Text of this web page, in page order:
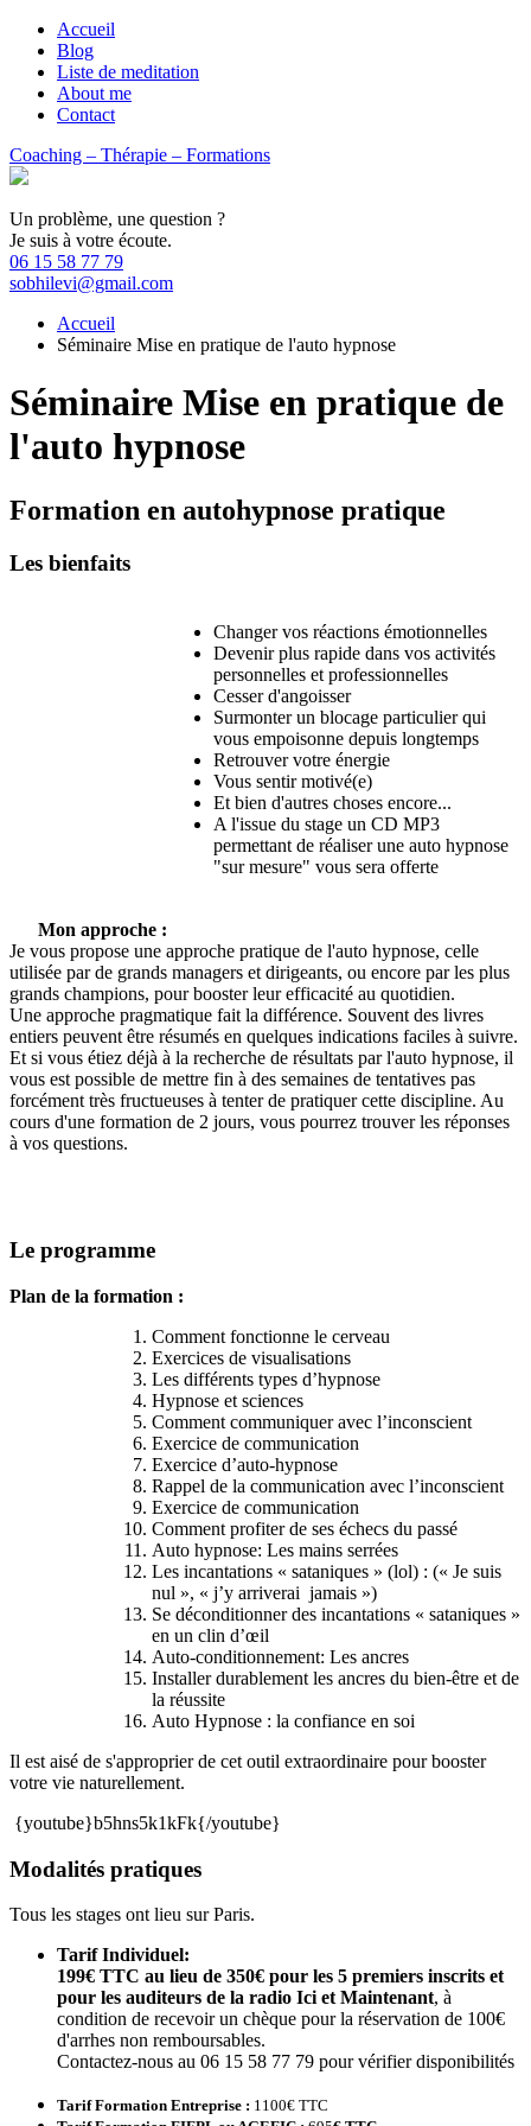
Accueil
Blog
Liste de meditation
About me
Contact
Coaching – Thérapie – Formations
Un problème, une question ?
Je suis à votre écoute.
06 15 58 77 79
sobhilevi@gmail.com
Accueil
Séminaire Mise en pratique de l'auto hypnose
Séminaire Mise en pratique de
l'auto hypnose
Formation en autohypnose pratique
Les bienfaits
Changer vos réactions émotionnelles
Devenir plus rapide dans vos activités
personnelles et professionnelles
Cesser d'angoisser
Surmonter un blocage particulier qui
vous empoisonne depuis longtemps
Retrouver votre énergie
Vous sentir motivé(e)
Et bien d'autres choses encore...
A l'issue du stage un CD MP3
permettant de réaliser une auto hypnose
"sur mesure" vous sera offerte
Mon approche :
Je vous propose une approche pratique de l'auto hypnose, celle
utilisée par de grands managers et dirigeants, ou encore par les plus
grands champions, pour booster leur efficacité au quotidien.
Une approche pragmatique fait la différence. Souvent des livres
entiers peuvent être résumés en quelques indications faciles à suivre.
Et si vous étiez déjà à la recherche de résultats par l'auto hypnose, il
vous est possible de mettre fin à des semaines de tentatives pas
forcément très fructueuses à tenter de pratiquer cette discipline. Au
cours d'une formation de 2 jours, vous pourrez trouver les réponses
à vos questions.
Le programme
Plan de la formation :
Comment fonctionne le cerveau
Exercices de visualisations
Les différents types d’hypnose
Hypnose et sciences
Comment communiquer avec l’inconscient
Exercice de communication
Exercice d’auto-hypnose
Rappel de la communication avec l’inconscient
Exercice de communication
Comment profiter de ses échecs du passé
Auto hypnose: Les mains serrées
Les incantations « sataniques » (lol) : (« Je suis
nul », « j’y arriverai jamais »)
Se déconditionner des incantations « sataniques »
en un clin d’œil
Auto-conditionnement: Les ancres
Installer durablement les ancres du bien-être et de
la réussite
Auto Hypnose : la confiance en soi
Il est aisé de s'approprier de cet outil extraordinaire pour booster
votre vie naturellement.
{youtube}b5hns5k1kFk{/youtube}
Modalités pratiques
Tous les stages ont lieu sur Paris.
Tarif Individuel:
199€ TTC au lieu de 350€ pour les 5 premiers inscrits et
pour les auditeurs de la radio Ici et Maintenant, à
condition de recevoir un chèque pour la réservation de 100€
d'arrhes non remboursables.
Contactez-nous au 06 15 58 77 79 pour vérifier disponibilités
Tarif Formation Entreprise : 1100€ TTC